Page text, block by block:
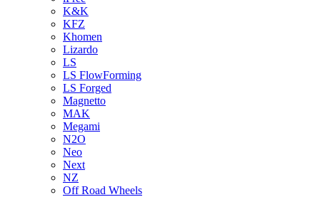
K&K
KFZ
Khomen
Lizardo
LS
LS FlowForming
LS Forged
Magnetto
MAK
Megami
N2O
Neo
Next
NZ
Off Road Wheels